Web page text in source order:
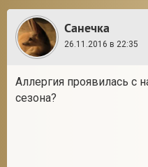
Санечка
26.11.2016 в 22:35
Аллергия проявилась с
сезона?